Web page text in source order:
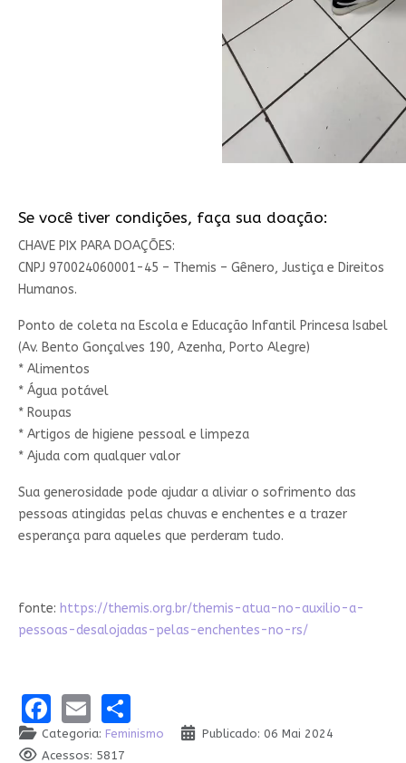
Se você tiver condições, faça sua doação:
CHAVE PIX PARA DOAÇÕES:
CNPJ 970024060001-45 – Themis – Gênero, Justiça e Direitos
Humanos.
Ponto de coleta na Escola e Educação Infantil Princesa Isabel
(Av. Bento Gonçalves 190, Azenha, Porto Alegre)
* Alimentos
* Água potável
* Roupas
* Artigos de higiene pessoal e limpeza
* Ajuda com qualquer valor
Sua generosidade pode ajudar a aliviar o sofrimento das
pessoas atingidas pelas chuvas e enchentes e a trazer
esperança para aqueles que perderam tudo.
fonte: https://themis.org.br/themis-atua-no-auxilio-a-
pessoas-desalojadas-pelas-enchentes-no-rs/
Facebook
EmailShare
Categoria: Feminismo
Publicado: 06 Mai 2024
Acessos: 5817